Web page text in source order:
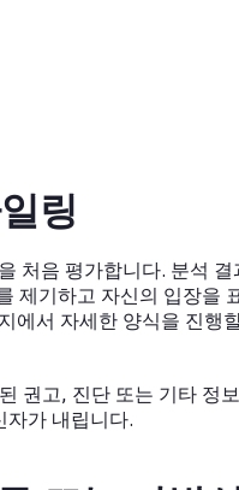
링
음 평가합니다. 분석
기하고 자신의 입장을
에서 자세한 양식을 진행
권고, 진단 또는 기타 정
자가 내립니다.